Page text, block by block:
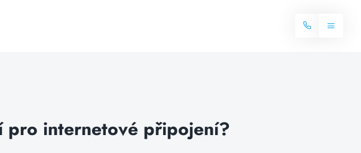
Toggle
Balíčky internetu
pro internetové připojení?